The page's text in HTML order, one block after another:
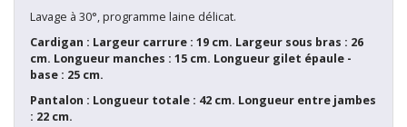
Lavage à 30°, programme laine délicat.
Cardigan : Largeur carrure : 19 cm. Largeur sous bras : 26
cm. Longueur manches : 15 cm. Longueur gilet épaule -
base : 25 cm.
Pantalon : Longueur totale : 42 cm. Longueur entre jambes
: 22 cm.